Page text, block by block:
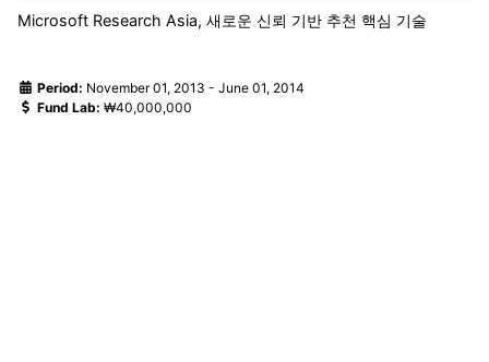
Microsoft Research Asia, 새로운 신뢰 기반 추천 핵심 기술
Period: November 01, 2013 - June 01, 2014
Fund Lab: ₩40,000,000